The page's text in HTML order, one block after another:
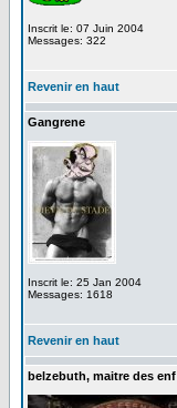
Inscrit le: 07 Juin 2004
Messages: 322
Revenir en haut
Gangrene
Inscrit le: 25 Jan 2004
Messages: 1618
Revenir en haut
belzebuth, maitre des enf